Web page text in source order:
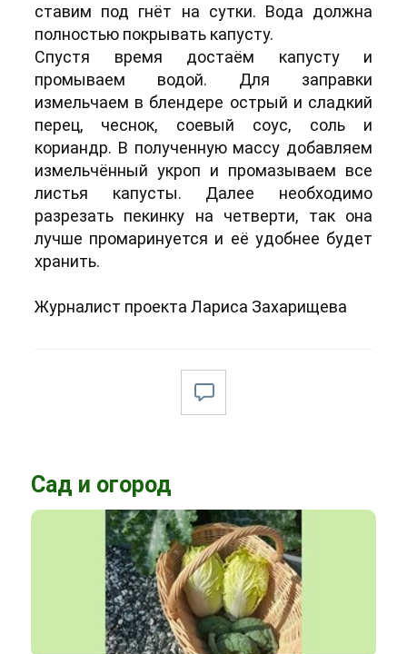
ставим под гнёт на сутки. Вода должна
полностью покрывать капусту.
Спустя время достаём капусту и
промываем водой. Для заправки
измельчаем в блендере острый и сладкий
перец, чеснок, соевый соус, соль и
кориандр. В полученную массу добавляем
измельчённый укроп и промазываем все
листья капусты. Далее необходимо
разрезать пекинку на четверти, так она
лучше промаринуется и её удобнее будет
хранить.
Журналист проекта Лариса Захарищева
Сад и огород